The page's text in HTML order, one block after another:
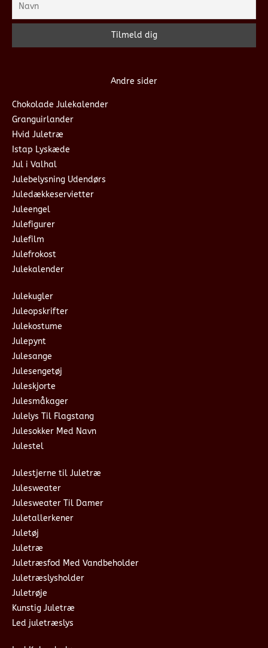
Andre sider
Chokolade Julekalender
Granguirlander
Hvid Juletræ
Istap Lyskæde
Jul i Valhal
Julebelysning Udendørs
Juledækkeservietter
Juleengel
Julefigurer
Julefilm
Julefrokost
Julekalender
Julekugler
Juleopskrifter
Julekostume
Julepynt
Julesange
Julesengetøj
Juleskjorte
Julesmåkager
Julelys Til Flagstang
Julesokker Med Navn
Julestel
Julestjerne til Juletræ
Julesweater
Julesweater Til Damer
Juletallerkener
Juletøj
Juletræ
Juletræsfod Med Vandbeholder
Juletræslysholder
Juletrøje
Kunstig Juletræ
Led juletræslys